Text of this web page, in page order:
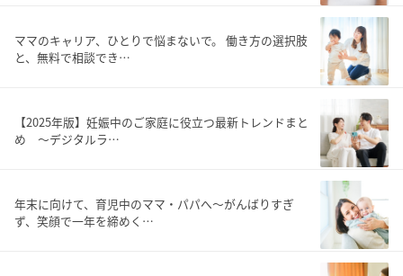
ママのキャリア、ひとりで悩まないで。 働き方の選択肢
と、無料で相談でき…
【2025年版】妊娠中のご家庭に役立つ最新トレンドまと
め ～デジタルラ…
年末に向けて、育児中のママ・パパへ～がんばりすぎ
ず、笑顔で一年を締めく…